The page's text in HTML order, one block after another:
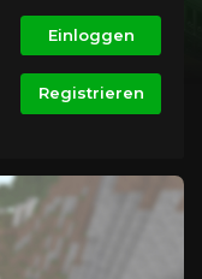
Einloggen
Registrieren